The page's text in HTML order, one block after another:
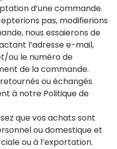
d’une commande.
pas, modifierions
nous essaierons de
l’adresse e-mail,
ou le numéro de
de la commande.
ou échangés
à notre Politique de
que vos achats sont
ou domestique et
ou à l’exportation.